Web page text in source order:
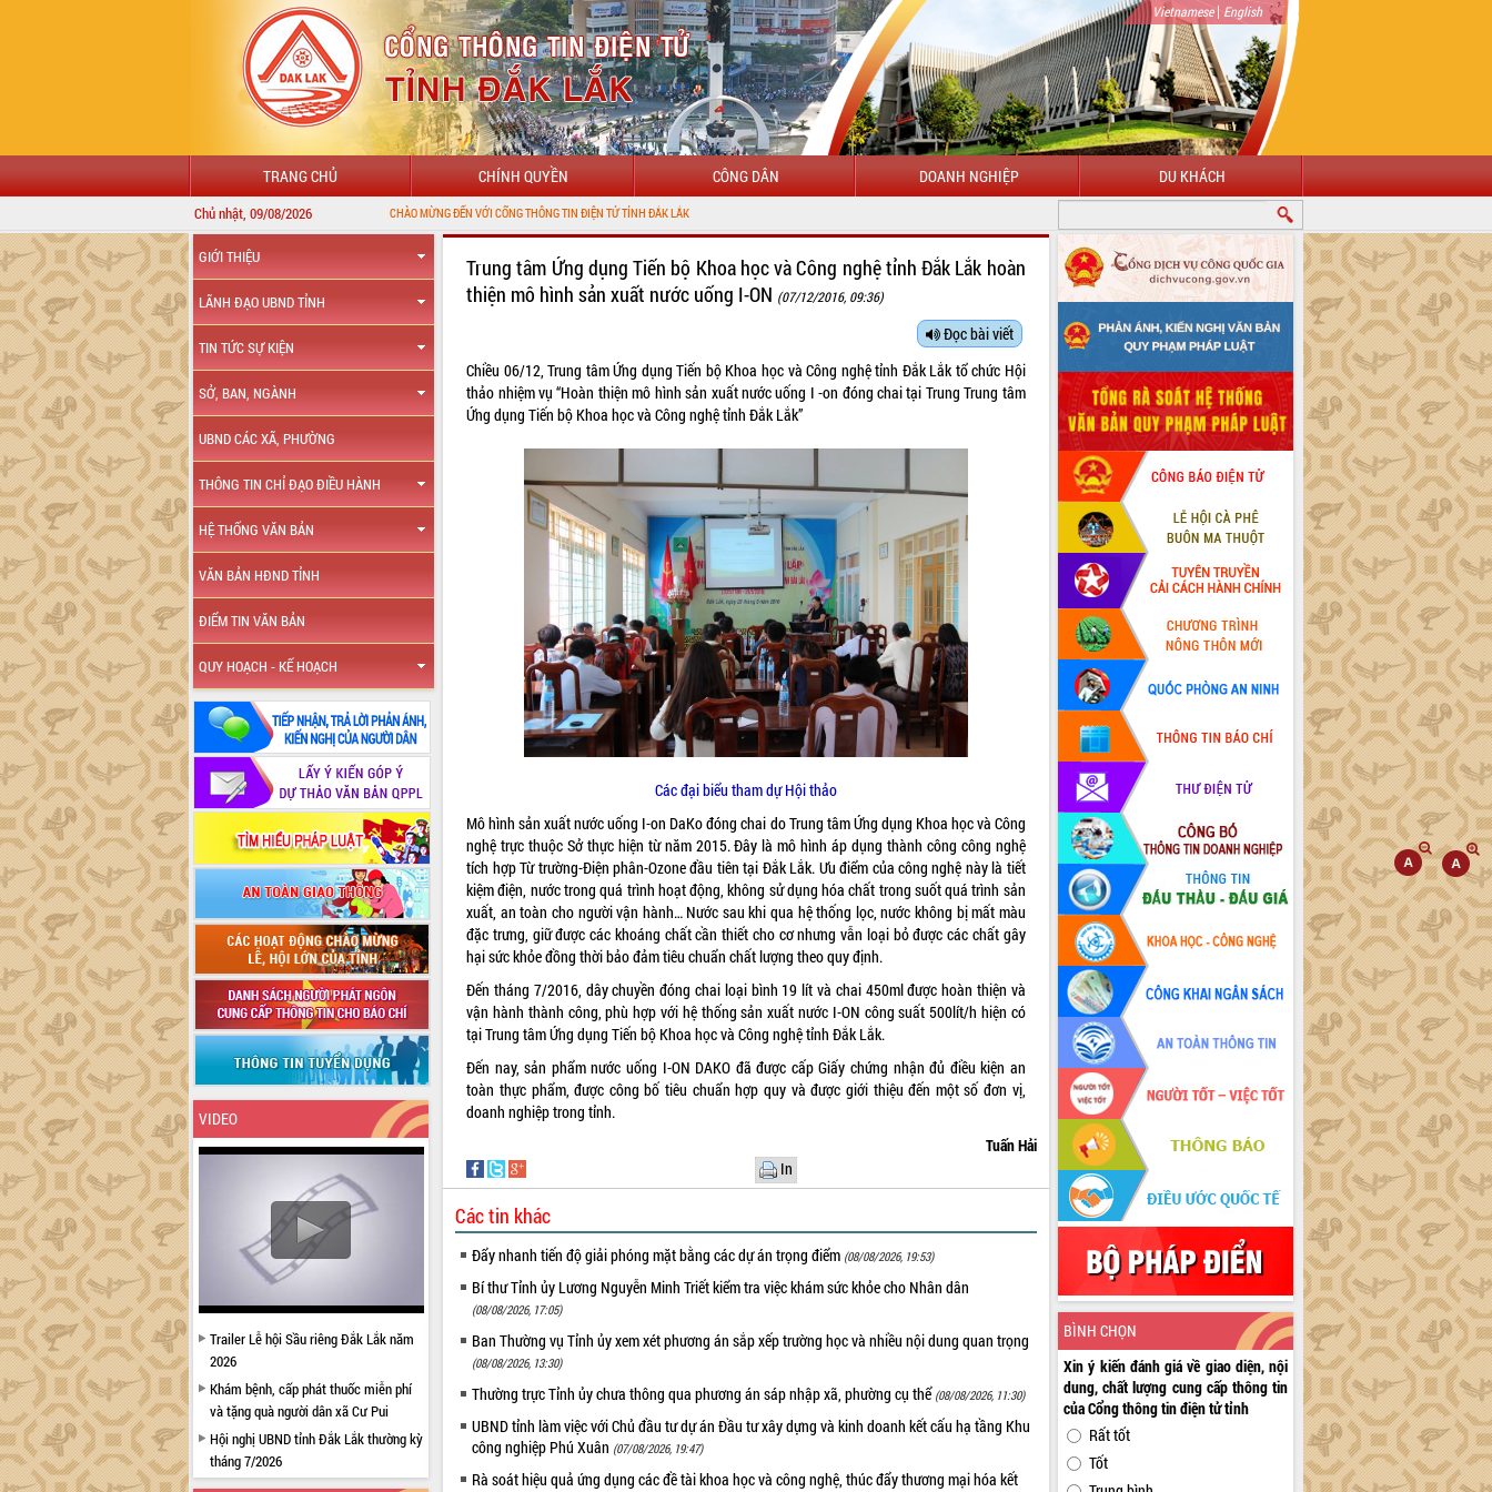
Vietnamese| English
TRANG CHỦ CHÍNH QUYỀN CÔNG DÂN DOANH NGHIỆP DU KHÁCH
Chủ nhật, 09/08/2026 CHÀO MỪNG ĐẾN VỚI CỔNG THÔNG TIN ĐIỆN TỬ TỈNH ĐẮK LẮK
GIỚI THIỆU
LÃNH ĐẠO UBND TỈNH
TIN TỨC SỰ KIỆN
SỞ, BAN, NGÀNH
UBND CÁC XÃ, PHƯỜNG
THÔNG TIN CHỈ ĐẠO ĐIỀU HÀNH
HỆ THỐNG VĂN BẢN
VĂN BẢN HĐND TỈNH
ĐIỂM TIN VĂN BẢN
QUY HOẠCH - KẾ HOẠCH
VIDEO
Trailer Lễ hội Sầu riêng Đắk Lắk năm
2026
Khám bệnh, cấp phát thuốc miễn phí
và tặng quà người dân xã Cư Pui
Hội nghị UBND tỉnh Đắk Lắk thường kỳ
tháng 7/2026
Trung tâm Ứng dụng Tiến bộ Khoa học và Công nghệ tỉnh Đắk Lắk hoàn
thiện mô hình sản xuất nước uống I-ON (07/12/2016, 09:36)
Đọc bài viết
Chiều 06/12, Trung tâm Ứng dụng Tiến bộ Khoa học và Công nghệ tỉnh Đắk Lắk tổ chức Hội
thảo nhiệm vụ “Hoàn thiện mô hình sản xuất nước uống I -on đóng chai tại Trung Trung tâm
Ứng dụng Tiến bộ Khoa học và Công nghệ tỉnh Đắk Lắk”
Các đại biểu tham dự Hội thảo
Mô hình sản xuất nước uống I-on DaKo đóng chai do Trung tâm Ứng dụng Khoa học và Công
nghệ trực thuộc Sở thực hiện từ năm 2015. Đây là mô hình áp dụng thành công công nghệ
tích hợp Từ trường-Điện phân-Ozone đầu tiên tại Đắk Lắk. Ưu điểm của công nghệ này là tiết
kiệm điện, nước trong quá trình hoạt động, không sử dụng hóa chất trong suốt quá trình sản
xuất, an toàn cho người vận hành… Nước sau khi qua hệ thống lọc, nước không bị mất màu
đặc trưng, giữ được các khoáng chất cần thiết cho cơ nhưng vẫn loại bỏ được các chất gây
hại sức khỏe đồng thời bảo đảm tiêu chuẩn chất lượng theo quy định.
Đến tháng 7/2016, dây chuyền đóng chai loại bình 19 lít và chai 450ml được hoàn thiện và
vận hành thành công, phù hợp với hệ thống sản xuất nước I-ON công suất 500lít/h hiện có
tại Trung tâm Ứng dụng Tiến bộ Khoa học và Công nghệ tỉnh Đắk Lắk.
Đến nay, sản phẩm nước uống I-ON DAKO đã được cấp Giấy chứng nhận đủ điều kiện an
toàn thực phẩm, được công bố tiêu chuẩn hợp quy và được giới thiệu đến một số đơn vị,
doanh nghiệp trong tỉnh.
Tuấn Hải
In
Các tin khác
Đẩy nhanh tiến độ giải phóng mặt bằng các dự án trọng điểm (08/08/2026, 19:53)
Bí thư Tỉnh ủy Lương Nguyễn Minh Triết kiểm tra việc khám sức khỏe cho Nhân dân
(08/08/2026, 17:05)
Ban Thường vụ Tỉnh ủy xem xét phương án sắp xếp trường học và nhiều nội dung quan trọng
(08/08/2026, 13:30)
Thường trực Tỉnh ủy chưa thông qua phương án sáp nhập xã, phường cụ thể (08/08/2026, 11:30)
UBND tỉnh làm việc với Chủ đầu tư dự án Đầu tư xây dựng và kinh doanh kết cấu hạ tầng Khu
công nghiệp Phú Xuân (07/08/2026, 19:47)
Rà soát hiệu quả ứng dụng các đề tài khoa học và công nghệ, thúc đẩy thương mại hóa kết
BÌNH CHỌN
Xin ý kiến đánh giá về giao diện, nội
dung, chất lượng cung cấp thông tin
của Cổng thông tin điện tử tỉnh
Rất tốt
Tốt